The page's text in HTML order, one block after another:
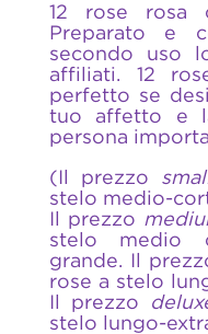
12 rose rosa
Preparato e
secondo uso
affiliati. 12
perfetto se
tuo affetto e
persona
(Il prezzo
stelo medio-
Il prezzo
stelo medio
grande. Il
rose a stelo
Il prezzo
stelo lungo-